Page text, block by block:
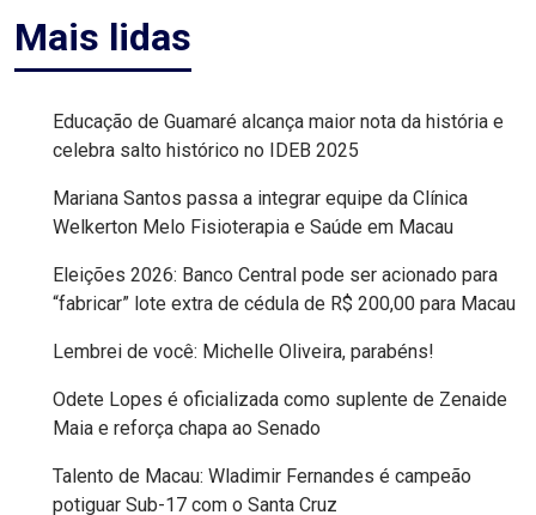
DO
RN
GUAMARÉ
HOMENAGEM
INCLUSÃO
DO
BRASIL
Mais lidas
Educação de Guamaré alcança maior nota da história e
celebra salto histórico no IDEB 2025
Mariana Santos passa a integrar equipe da Clínica
Welkerton Melo Fisioterapia e Saúde em Macau
Eleições 2026: Banco Central pode ser acionado para
“fabricar” lote extra de cédula de R$ 200,00 para Macau
Lembrei de você: Michelle Oliveira, parabéns!
Odete Lopes é oficializada como suplente de Zenaide
Maia e reforça chapa ao Senado
Talento de Macau: Wladimir Fernandes é campeão
potiguar Sub-17 com o Santa Cruz